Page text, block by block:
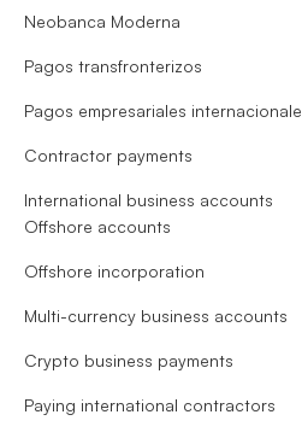
Neobanca Moderna
Pagos transfronterizos
Pagos empresariales
Contractor payments
International business accounts
Offshore accounts
Offshore incorporation
Multi-currency business accounts
Crypto business payments
Paying international contractors